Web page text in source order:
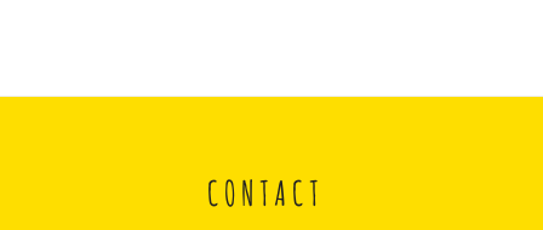
CONTACT